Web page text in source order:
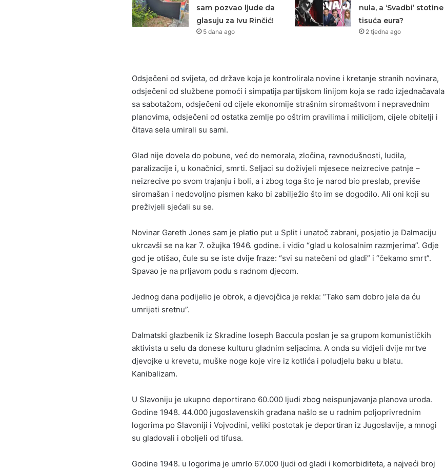
sam pozvao ljude da
glasuju za Ivu Rinčić!
5 dana ago
nula, a ‘Svadbi’ stotine
tisuća eura?
2 tjedna ago
Odsječeni od svijeta, od države koja je kontrolirala novine i kretanje stranih novinara,
odsječeni od službene pomoći i simpatija partijskom linijom koja se rado izjednačavala
sa sabotažom, odsječeni od cijele ekonomije strašnim siromaštvom i nepravednim
planovima, odsječeni od ostatka zemlje po oštrim pravilima i milicijom, cijele obitelji i
čitava sela umirali su sami.
Glad nije dovela do pobune, već do nemorala, zločina, ravnodušnosti, ludila,
paralizacije i, u konačnici, smrti. Seljaci su doživjeli mjesece neizrecive patnje –
neizrecive po svom trajanju i boli, a i zbog toga što je narod bio preslab, previše
siromašan i nedovoljno pismen kako bi zabilježio što im se dogodilo. Ali oni koji su
preživjeli sjećali su se.
Novinar Gareth Jones sam je platio put u Split i unatoč zabrani, posjetio je Dalmaciju
ukrcavši se na kar 7. ožujka 1946. godine. i vidio “glad u kolosalnim razmjerima”. Gdje
god je otišao, čule su se iste dvije fraze: “svi su natečeni od gladi” i “čekamo smrt”.
Spavao je na prljavom podu s radnom djecom.
Jednog dana podijelio je obrok, a djevojčica je rekla: “Tako sam dobro jela da ću
umrijeti sretnu”.
Dalmatski glazbenik iz Skradine Ioseph Baccula poslan je sa grupom komunističkih
aktivista u selu da donese kulturu gladnim seljacima. A onda su vidjeli dvije mrtve
djevojke u krevetu, muške noge koje vire iz kotlića i poludjelu baku u blatu.
Kanibalizam.
U Slavoniju je ukupno deportirano 60.000 ljudi zbog neispunjavanja planova uroda.
Godine 1948. 44.000 jugoslavenskih građana našlo se u radnim poljoprivrednim
logorima po Slavoniji i Vojvodini, veliki postotak je deportiran iz Jugoslavije, a mnogi
su gladovali i oboljeli od tifusa.
Godine 1948. u logorima je umrlo 67.000 ljudi od gladi i komorbiditeta, a najveći broj